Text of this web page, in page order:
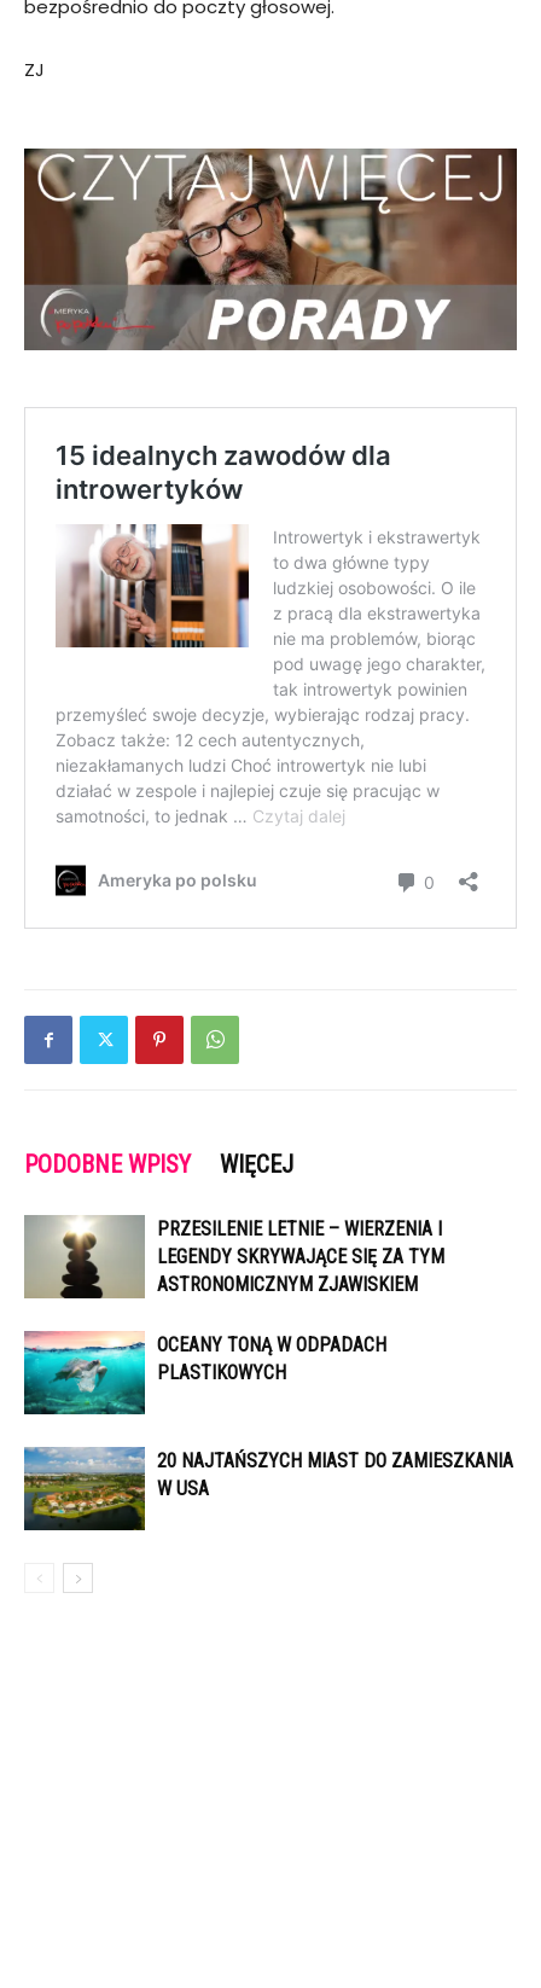
bezpośrednio do poczty głosowej.
ZJ
PODOBNE WPISY WIĘCEJ
PRZESILENIE LETNIE – WIERZENIA I
LEGENDY SKRYWAJĄCE SIĘ ZA TYM
ASTRONOMICZNYM ZJAWISKIEM
OCEANY TONĄ W ODPADACH
PLASTIKOWYCH
20 NAJTAŃSZYCH MIAST DO ZAMIESZKANIA
W USA